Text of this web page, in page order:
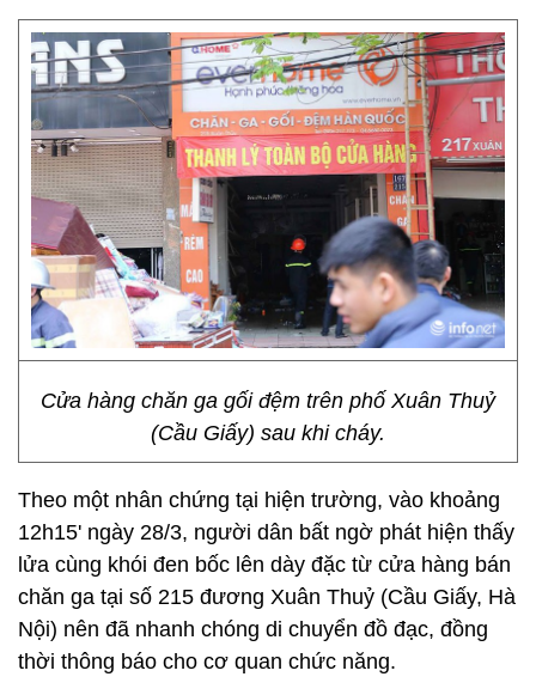
Cửa hàng chăn ga gối đệm trên phố Xuân Thuỷ
(Cầu Giấy) sau khi cháy.
Theo một nhân chứng tại hiện trường, vào khoảng
12h15' ngày 28/3, người dân bất ngờ phát hiện thấy
lửa cùng khói đen bốc lên dày đặc từ cửa hàng bán
chăn ga tại số 215 đương Xuân Thuỷ (Cầu Giấy, Hà
Nội) nên đã nhanh chóng di chuyển đồ đạc, đồng
thời thông báo cho cơ quan chức năng.